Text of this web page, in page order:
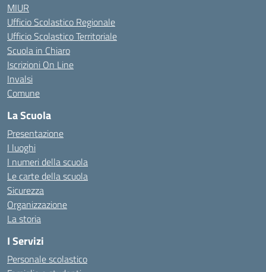
MIUR
Ufficio Scolastico Regionale
Ufficio Scolastico Territoriale
Scuola in Chiaro
Iscrizioni On Line
Invalsi
Comune
La Scuola
Presentazione
I luoghi
I numeri della scuola
Le carte della scuola
Sicurezza
Organizzazione
La storia
I Servizi
Personale scolastico